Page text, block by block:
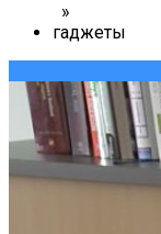
»
гаджеты